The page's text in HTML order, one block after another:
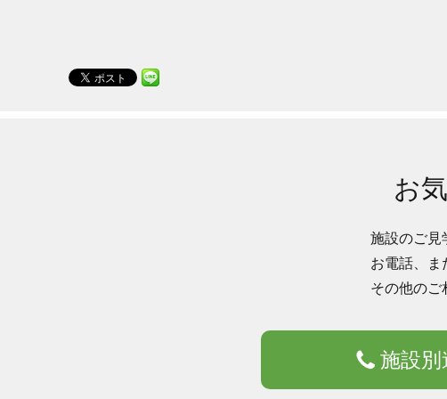
お
施設のご見
お電話、ま
その他のご
施設別